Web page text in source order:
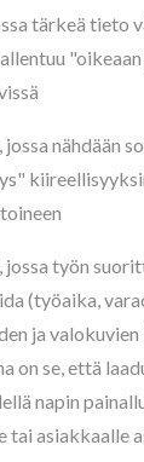
tärkeä tieto
jossa nähdään
työn
(työaika,
ja valokuvien
on se, että
napin
tai asiakkaalle